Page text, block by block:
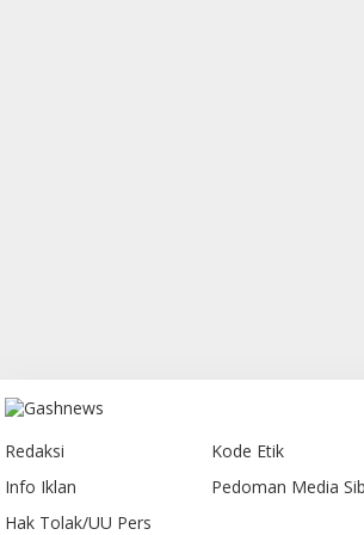
Redaksi
Kode Etik
Info Iklan
Pedoman Media
Hak Tolak/UU Pers